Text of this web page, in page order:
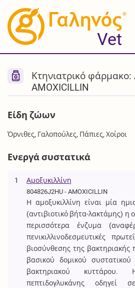
®
Vet
Κτηνιατρικό φάρμακο:
AMOXICILLIN
Είδη ζώων
Όρνιθες, Γαλοπούλες, Πάπιες, Χοίροι
Ενεργά συστατικά
1 Αμοξυκιλλίνη
804826J2HU - AMOXICILLIN
Η αμοξυκιλλίνη είναι μία
(αντιβιοτικό βήτα-λακτάμης) η
περισσότερα ένζυμα
πενικιλλινοδεσμευτικές
βιοσύνθεσης της βακτηριακής
βασικού δομικού
βακτηριακού
πεπτιδογλυκάνης οδηγεί